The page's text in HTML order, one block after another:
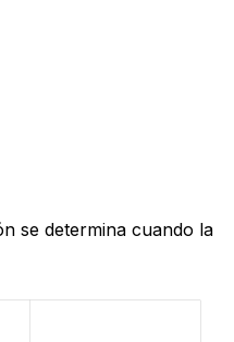
se determina cuando la